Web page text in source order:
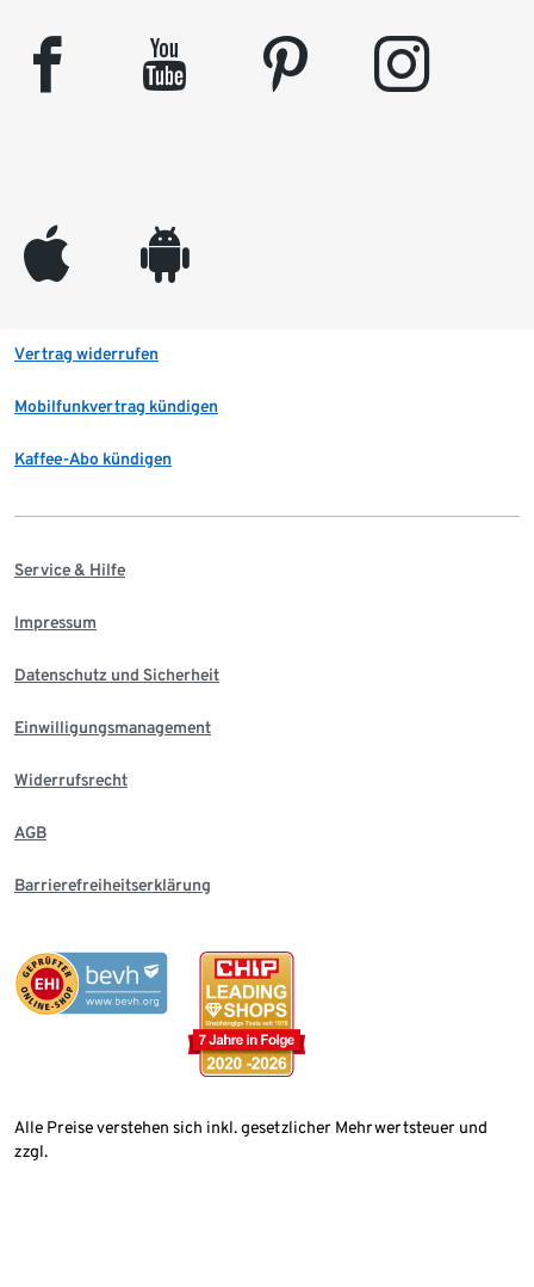
facebook youtube pinterest instagram
appleinc android
Vertrag widerrufen
Mobilfunkvertrag kündigen
Kaffee-Abo kündigen
Service & Hilfe
Impressum
Datenschutz und Sicherheit
Einwilligungsmanagement
Widerrufsrecht
AGB
Barrierefreiheitserklärung
Alle Preise verstehen sich inkl. gesetzlicher Mehrwertsteuer und
zzgl.